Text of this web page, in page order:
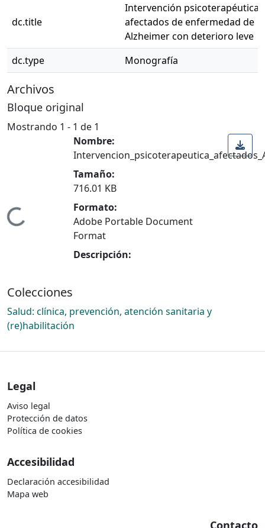
dc.title
Intervención psicoterapéutica
afectados de enfermedad de
Alzheimer con deterioro leve
dc.type
Monografía
Archivos
Bloque original
Mostrando 1 - 1 de 1
Cargando...
Nombre:
Tamaño:
716.01 KB
Formato:
Adobe Portable Document
Format
Descripción:
Colecciones
Salud: clínica, prevención, atención sanitaria y
(re)habilitación
Legal
Aviso legal
Protección de datos
Política de cookies
Accesibilidad
Declaración accesibilidad
Mapa web
Contacto